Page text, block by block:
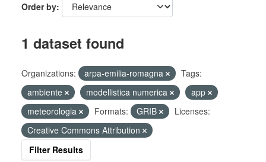
Order by
1 dataset found
Organizations: arpa-emilia-romagna
Tags:
ambiente
modellistica numerica
app
meteorologia
Formats: GRIB
Licenses:
Creative Commons Attribution
Filter Results